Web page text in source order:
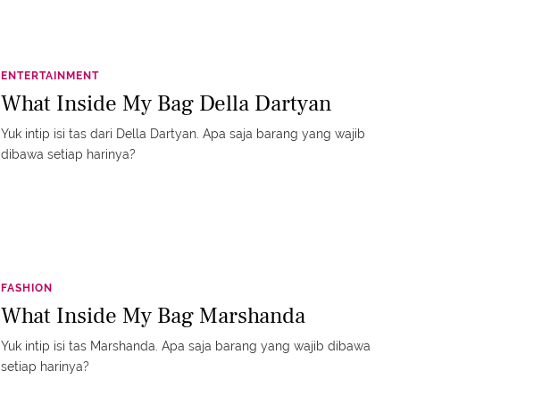
ENTERTAINMENT
What Inside My Bag Della Dartyan
Yuk intip isi tas dari Della Dartyan. Apa saja barang yang wajib
dibawa setiap harinya?
FASHION
What Inside My Bag Marshanda
Yuk intip isi tas Marshanda. Apa saja barang yang wajib dibawa
setiap harinya?